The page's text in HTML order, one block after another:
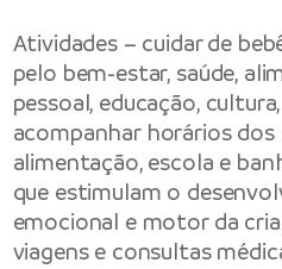
Atividades – cuidar de
pelo bem-estar, saúde,
pessoal, educação,
acompanhar horários
alimentação, escola e
que estimulam o
emocional e motor da
viagens e consultas